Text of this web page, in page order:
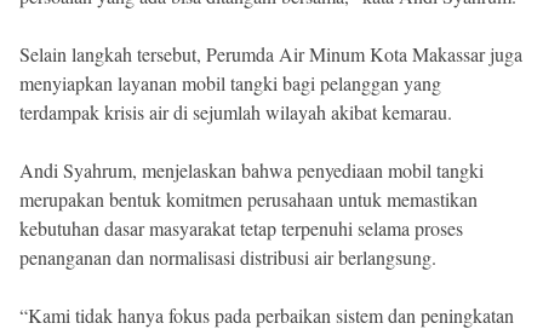
Selain langkah tersebut, Perumda Air Minum Kota Makassar juga
menyiapkan layanan mobil tangki bagi pelanggan yang
terdampak krisis air di sejumlah wilayah akibat kemarau.
Andi Syahrum, menjelaskan bahwa penyediaan mobil tangki
merupakan bentuk komitmen perusahaan untuk memastikan
kebutuhan dasar masyarakat tetap terpenuhi selama proses
penanganan dan normalisasi distribusi air berlangsung.
“Kami tidak hanya fokus pada perbaikan sistem dan peningkatan